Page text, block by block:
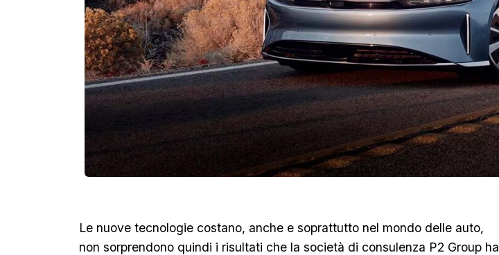
Le nuove tecnologie costano, anche e soprattutto nel mondo delle auto,
non sorprendono quindi i risultati che la società di consulenza P2 Group ha